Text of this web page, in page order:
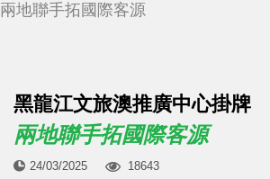
兩地聯手拓國際客源
黑龍江文旅澳推廣中心掛牌
兩地聯手拓國際客源
24/03/2025 18643